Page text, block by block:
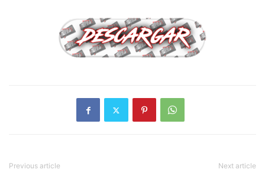
Previous article Next article